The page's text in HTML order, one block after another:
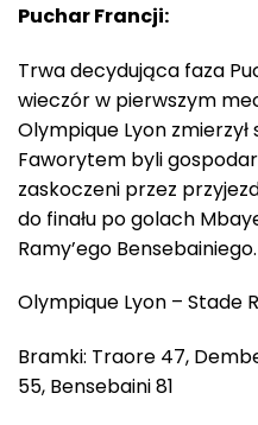
Puchar Francji:
Trwa decydująca faza
wieczór w pierwszym
Olympique Lyon zmierzył
Faworytem byli
zaskoczeni przez
do finału po golach
Ramy’ego Bensebainiego.
Olympique Lyon – Stade
Bramki: Traore 47,
55, Bensebaini 81